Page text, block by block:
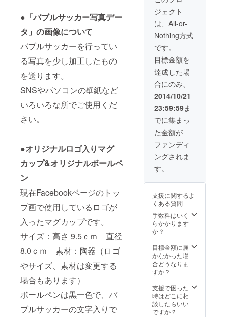
●「バブルサッカー写真デー
タ」の画像について
バブルサッカーを行ってい
る写真を少し加工したもの
を送ります。
SNSやパソコンの壁紙など
いろいろな所でご使用くだ
さい。
●オリジナルロゴ入りマグ
カップ&オリジナルボールペ
ン
現在Facebookページのトッ
プ画で使用しているロゴが
入ったマグカップです。
サイズ：高さ 9.5ｃｍ 直径
8.0ｃｍ 素材：陶器（ロゴ
やサイズ、素材は変更する
場合もあります）
ボールペンは黒一色で、バ
ブルサッカーの文字入りで
サッカー写真
データをお送り
します ・1年間
Facebookペー
ジにて「協賛企
業」として名前
掲載
ジェクト
は、All-or-
Nothing方式
です。
目標金額を
達成した場
合にのみ、
2014/10/21
23:59:59ま
でに集まっ
た金額が
ファンディ
ングされま
す。
支援に関するよ
くある質問
手数料はいく
らかかります
か？
目標金額に届
かなかった場
合どうなりま
すか？
支援で困った
時はどこに相
談したらいい
ですか？